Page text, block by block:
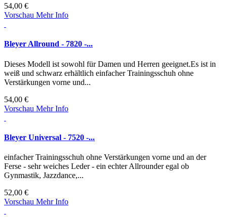
54,00 €
Vorschau Mehr Info
Bleyer Allround - 7820 -...
Dieses Modell ist sowohl für Damen und Herren geeignet.Es ist in
weiß und schwarz erhältlich einfacher Trainingsschuh ohne
Verstärkungen vorne und...
54,00 €
Vorschau Mehr Info
Bleyer Universal - 7520 -...
einfacher Trainingsschuh ohne Verstärkungen vorne und an der
Ferse - sehr weiches Leder - ein echter Allrounder egal ob
Gynmastik, Jazzdance,...
52,00 €
Vorschau Mehr Info